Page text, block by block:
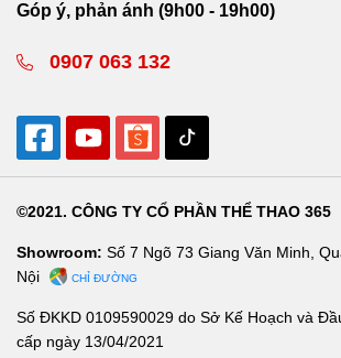
Góp ý, phản ánh (9h00 - 19h00)
0907 063 132
©2021. CÔNG TY CỔ PHẦN THỂ THAO 365
Showroom: Số 7 Ngõ 73 Giang Văn Minh,
Nội
CHỈ ĐƯỜNG
Số ĐKKD 0109590029 do Sở Kế Hoạch và
cấp ngày 13/04/2021